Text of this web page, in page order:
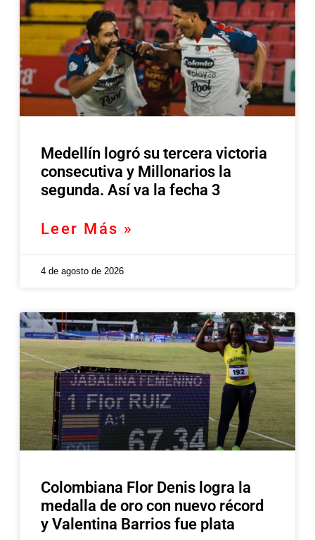
Medellín logró su tercera victoria
consecutiva y Millonarios la
segunda. Así va la fecha 3
Leer Más »
4 de agosto de 2026
Colombiana Flor Denis logra la
medalla de oro con nuevo récord
y Valentina Barrios fue plata